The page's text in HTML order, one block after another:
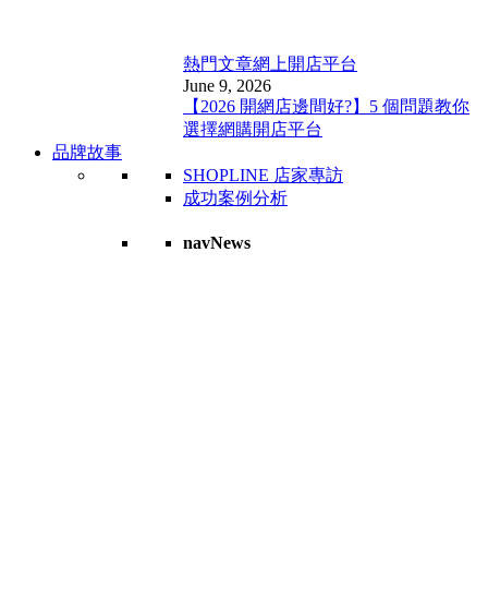
熱門文章網上開店平台
June 9, 2026
【2026 開網店邊間好?】5 個問題教你
選擇網購開店平台
品牌故事
SHOPLINE 店家專訪
成功案例分析
navNews